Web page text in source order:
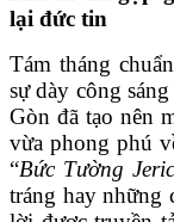
lại đức tin
Tám tháng
sự dày công
Gòn đã tạo nên
vừa phong phú
“Bức Tường
tráng hay những